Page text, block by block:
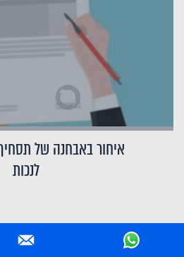
איחור באבחנה של
לנכות